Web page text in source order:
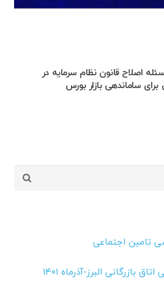
اصلاح قانون نظام سرمایه در
ساماندهی بازار بورس
تامین اجتماعی
بازرگانی البرز-آذرماه ۱۴۰۱